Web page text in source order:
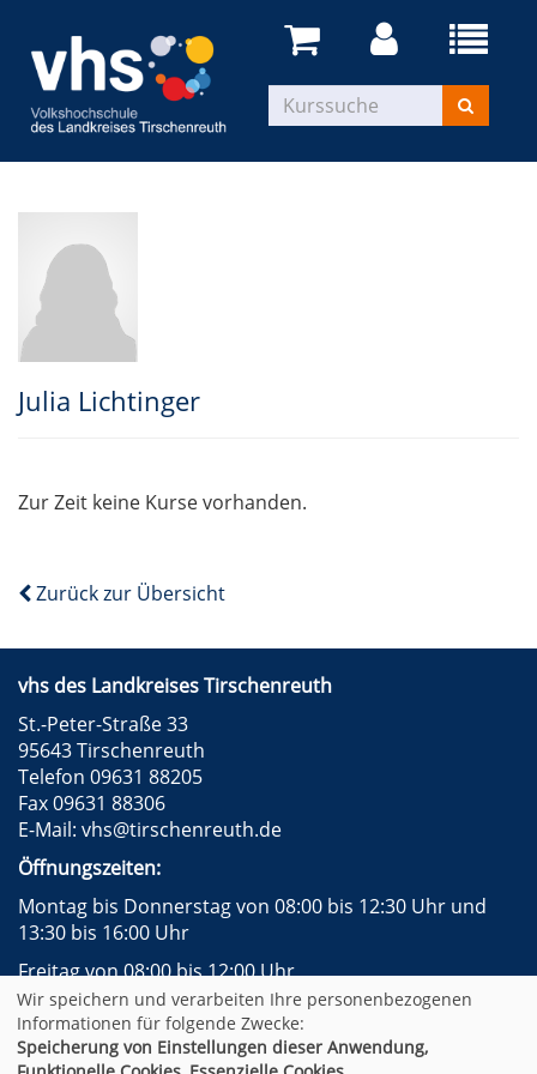
Julia Lichtinger
Zur Zeit keine Kurse vorhanden.
Zurück zur Übersicht
vhs des Landkreises Tirschenreuth
St.-Peter-Straße 33
95643 Tirschenreuth
Telefon 09631 88205
Fax 09631 88306
E-Mail: vhs@tirschenreuth.de
Öffnungszeiten:
Montag bis Donnerstag von 08:00 bis 12:30 Uhr und
13:30 bis 16:00 Uhr
Freitag von 08:00 bis 12:00 Uhr
Facebook
Instagram
Impressum
AGB
Datenschutzerklärung
Widerrufsformular
Wir speichern und verarbeiten Ihre personenbezogenen
Informationen für folgende Zwecke:
Speicherung von Einstellungen dieser Anwendung,